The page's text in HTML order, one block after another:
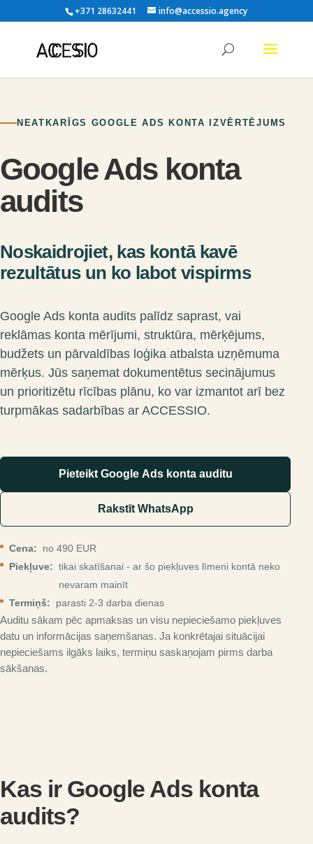
+371 28632441 info@accessio.agency
NEATKARĪGS GOOGLE ADS KONTA IZVĒRTĒJUMS
Google Ads konta
audits
Noskaidrojiet, kas kontā kavē
rezultātus un ko labot vispirms
Google Ads konta audits palīdz saprast, vai
reklāmas konta mērījumi, struktūra, mērķējums,
budžets un pārvaldības loģika atbalsta uzņēmuma
mērķus. Jūs saņemat dokumentētus secinājumus
un prioritizētu rīcības plānu, ko var izmantot arī bez
turpmākas sadarbības ar ACCESSIO.
Pieteikt Google Ads konta auditu
Rakstīt WhatsApp
Cena:
no 490 EUR
Piekļuve: tikai skatīšanai - ar šo piekļuves līmeni kontā neko
nevaram mainīt
Termiņš:
parasti 2-3 darba dienas
Auditu sākam pēc apmaksas un visu nepieciešamo piekļuves
datu un informācijas saņemšanas. Ja konkrētajai situācijai
nepieciešams ilgāks laiks, termiņu saskaņojam pirms darba
sākšanas.
Kas ir Google Ads konta
audits?